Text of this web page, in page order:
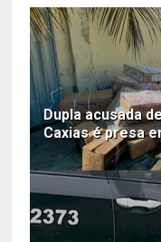
Dupla acusada
Caxias é presa